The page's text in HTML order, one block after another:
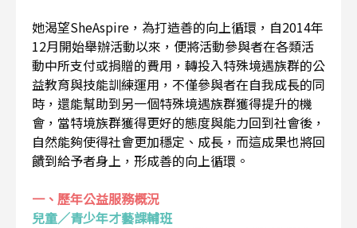
她渴望SheAspire，為打造善的向上循環，自2014年
12月開始舉辦活動以來，便將活動參與者在各類活
動中所支付或捐贈的費用，轉投入特殊境遇族群的公
益教育與技能訓練運用，不僅參與者在自我成長的同
時，還能幫助到另一個特殊境遇族群獲得提升的機
會，當特境族群獲得更好的態度與能力回到社會後，
自然能夠使得社會更加穩定、成長，而這成果也將回
饋到給予者身上，形成善的向上循環。
一、歷年公益服務概況
兒童／青少年才藝課輔班